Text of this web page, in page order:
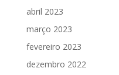
abril 2023
março 2023
fevereiro 2023
dezembro 2022